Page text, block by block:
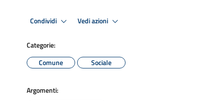
Condividi Vedi azioni
Categorie:
Comune
Sociale
Argomenti: